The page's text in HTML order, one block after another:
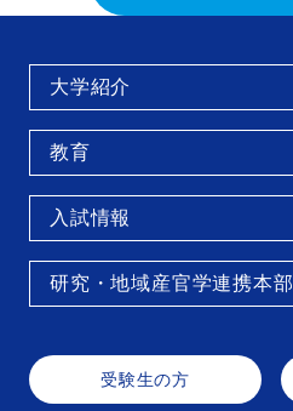
受験生の方
大学紹介
教育
入試情報
研究・地域産官学連携本部